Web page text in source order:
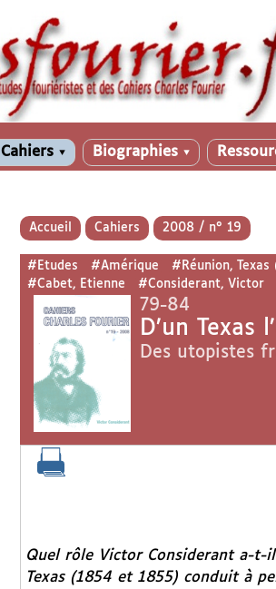
Cahiers ▼ Biographies ▼
Accueil Cahiers 2008 / n° 19
#Etudes #Amérique #Réunion, Texas
#Cabet, Etienne
#Considerant, Victor
79-84
D’un Texas
Des utopistes
Quel rôle Victor Considerant a-t-
Texas(1854 et 1855) conduit à